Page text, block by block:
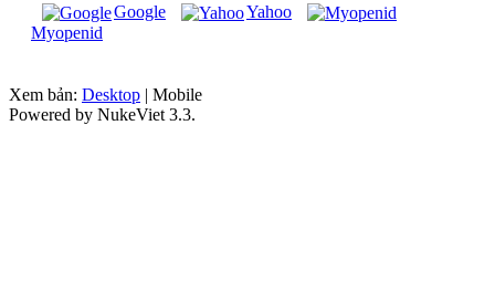
Google
Yahoo
Myopenid
Xem bản: Desktop | Mobile
Powered by NukeViet 3.3.